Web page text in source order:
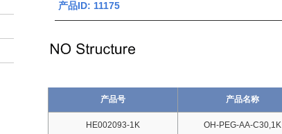
产品ID: 11175
产品号 产品名称
HE002093-1K OH-PEG-AA-C30,1K